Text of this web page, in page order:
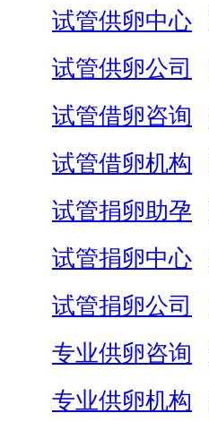
试管供卵中心
试管供卵公司
试管借卵咨询
试管借卵机构
试管捐卵助孕
试管捐卵中心
试管捐卵公司
专业供卵咨询
专业供卵机构